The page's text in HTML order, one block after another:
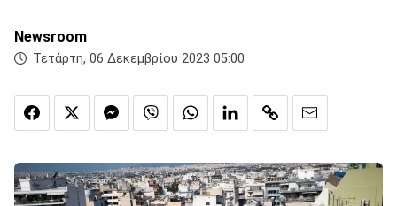
Newsroom
Τετάρτη, 06 Δεκεμβρίου 2023 05:00